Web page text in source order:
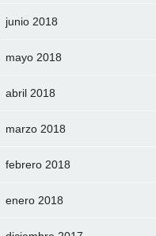
junio 2018
mayo 2018
abril 2018
marzo 2018
febrero 2018
enero 2018